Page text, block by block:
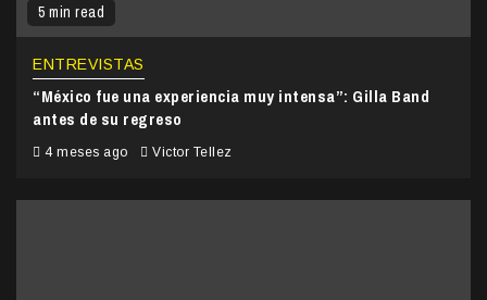
5 min read
ENTREVISTAS
“México fue una experiencia muy intensa”: Gilla Band
antes de su regreso
4 meses ago Victor Tellez